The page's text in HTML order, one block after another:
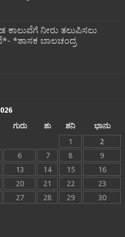
ನೀರು ತಲುಪಿಸಲು
*ಶಾಸಕ ಬಾಲಚಂದ್ರ
ಗುರು ಶು ಶನಿ
ಭಾನು
1
2
6 7 8
9
13 14 15
16
20 21 22
23
27 28 29
30